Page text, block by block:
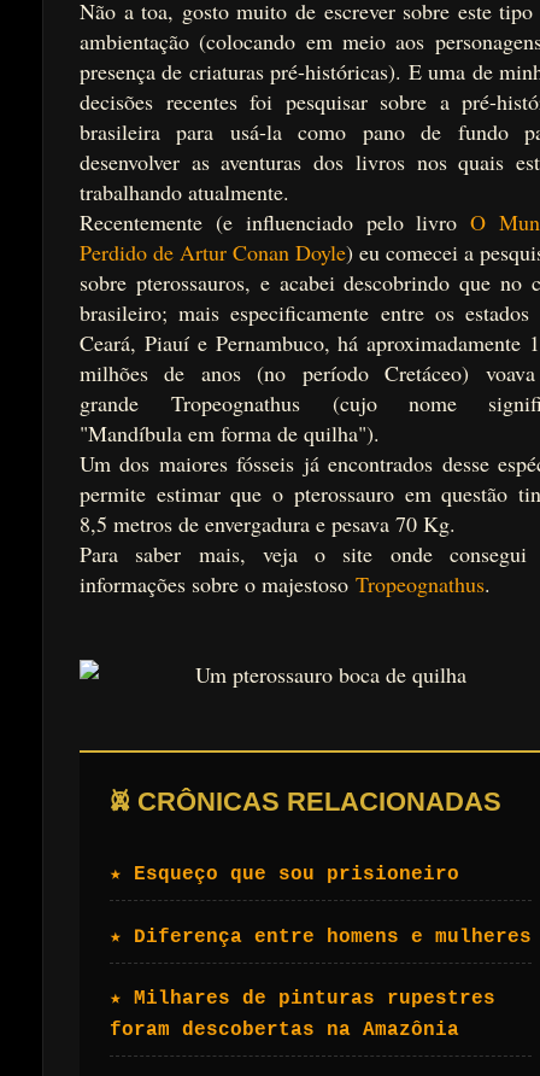
Não a toa, gosto muito de escrever sobre este tipo
ambientação (colocando em meio aos
presença de criaturas pré-históricas). E uma de
decisões recentes foi pesquisar sobre a pré-
brasileira para usá-la como pano de fundo
desenvolver as aventuras dos livros nos quais
trabalhando atualmente.
Recentemente (e influenciado pelo livroO
Perdido de Artur Conan Doyle) eu comecei a
sobre pterossauros, e acabei descobrindo que no
brasileiro; mais especificamente entre os estados
Ceará, Piauí e Pernambuco, há aproximadamente
milhões de anos (no período Cretáceo)
grande Tropeognathus (cujo nome
"Mandíbula em forma de quilha").
Um dos maiores fósseis já encontrados desse
permite estimar que o pterossauro em questão
8,5 metros de envergadura e pesava 70 Kg.
Para saber mais, veja o site onde consegui
informações sobre o majestoso Tropeognathus.
𖤙 CRÔNICAS RELACIONADAS
★ Esqueço que sou prisioneiro
★ Diferença entre homens e mulheres
★ Milhares de pinturas rupestres
foram descobertas na Amazônia